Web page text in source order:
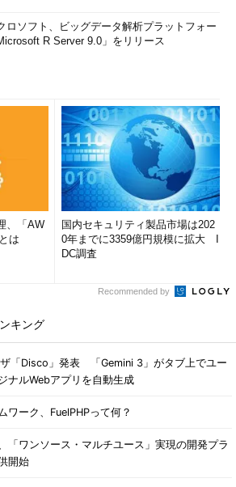
ロソフト、ビッグデータ解析プラットフォー
R Server 9.0」をリリース
、「AW
は
国内セキュリティ製品市場は202
0年までに3359億円規模に拡大 I
DC調査
Recommended by
キング
「Disco」発表 「Gemini 3」がタブ上でユー
ナルWebアプリを自動生成
ワーク、FuelPHPって何？
「ワンソース・マルチユース」実現の開発プラ
開始